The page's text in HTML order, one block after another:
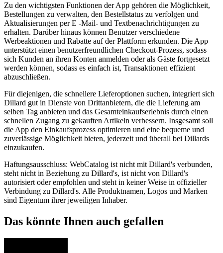
Zu den wichtigsten Funktionen der App gehören die Möglichkeit,
Bestellungen zu verwalten, den Bestellstatus zu verfolgen und
Aktualisierungen per E -Mail- und Textbenachrichtigungen zu
erhalten. Darüber hinaus können Benutzer verschiedene
Werbeaktionen und Rabatte auf der Plattform erkunden. Die App
unterstützt einen benutzerfreundlichen Checkout-Prozess, sodass
sich Kunden an ihren Konten anmelden oder als Gäste fortgesetzt
werden können, sodass es einfach ist, Transaktionen effizient
abzuschließen.
Für diejenigen, die schnellere Lieferoptionen suchen, integriert sich
Dillard gut in Dienste von Drittanbietern, die die Lieferung am
selben Tag anbieten und das Gesamteinkaufserlebnis durch einen
schnellen Zugang zu gekauften Artikeln verbessern. Insgesamt soll
die App den Einkaufsprozess optimieren und eine bequeme und
zuverlässige Möglichkeit bieten, jederzeit und überall bei Dillards
einzukaufen.
Haftungsausschluss: WebCatalog ist nicht mit Dillard's verbunden,
steht nicht in Beziehung zu Dillard's, ist nicht von Dillard's
autorisiert oder empfohlen und steht in keiner Weise in offizieller
Verbindung zu Dillard's. Alle Produktnamen, Logos und Marken
sind Eigentum ihrer jeweiligen Inhaber.
Das könnte Ihnen auch gefallen